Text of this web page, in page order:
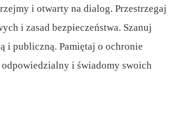
i otwarty na dialog. Przestrzegaj
i zasad bezpieczeństwa. Szanuj
i publiczną. Pamiętaj o ochronie
i świadomy swoich